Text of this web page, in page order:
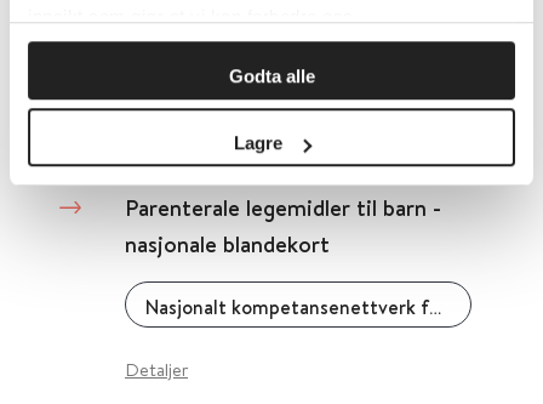
Godta alle
Lagre
Paretoanalyse
2016
Parenterale legemidler til barn -
nasjonale blandekort
Nasjonalt kompetansenettverk for legemidler til barn
Detaljer